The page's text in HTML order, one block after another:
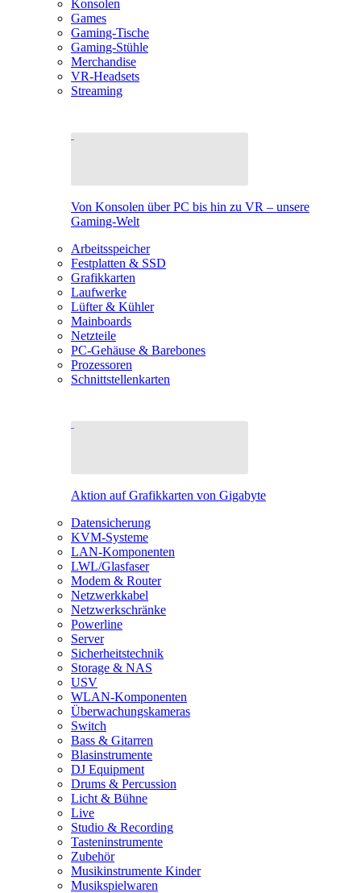
Konsolen
Games
Gaming-Tische
Gaming-Stühle
Merchandise
VR-Headsets
Streaming
Von Konsolen über PC bis hin zu VR – unsere
Gaming-Welt
Arbeitsspeicher
Festplatten & SSD
Grafikkarten
Laufwerke
Lüfter & Kühler
Mainboards
Netzteile
PC-Gehäuse & Barebones
Prozessoren
Schnittstellenkarten
Aktion auf Grafikkarten von Gigabyte
Datensicherung
KVM-Systeme
LAN-Komponenten
LWL/Glasfaser
Modem & Router
Netzwerkkabel
Netzwerkschränke
Powerline
Server
Sicherheitstechnik
Storage & NAS
USV
WLAN-Komponenten
Überwachungskameras
Switch
Bass & Gitarren
Blasinstrumente
DJ Equipment
Drums & Percussion
Licht & Bühne
Live
Studio & Recording
Tasteninstrumente
Zubehör
Musikinstrumente Kinder
Musikspielwaren